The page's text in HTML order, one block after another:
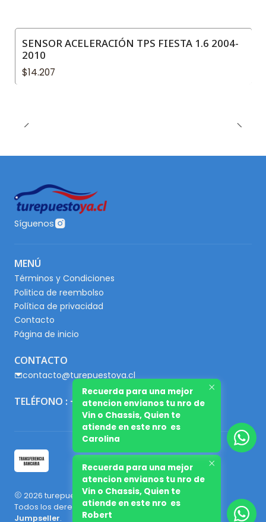
SENSOR ACELERACIÓN TPS FIESTA 1.6 2004-
2010
$14.207
Síguenos
MENÚ
Términos y Condiciones
Politica de reembolso
Política de privacidad
Contacto
Página de inicio
CONTACTO
contacto@turepuestoya.cl
TELÉFONO : +56 9 65667345
2026 turepuestoya.cl.
Todos los derechos reservados.Desarrollado por
Jumpseller.
Recuerda para una mejor
atencion envianos tu nro de
Vin o Chassis, Quien te
atiende en este nro es
Robert
Recuerda para una mejor
atencion envianos tu nro de
Vin o Chassis, Quien te
atiende en este nro es
Carolina